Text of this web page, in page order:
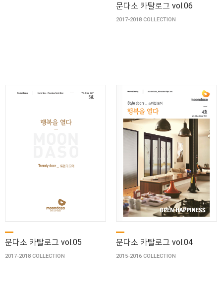
문다소 카탈로그 vol.06
2017-2018 COLLECTION
문다소 카탈로그 vol.05
2017-2018 COLLECTION
문다소 카탈로그 vol.04
2015-2016 COLLECTION